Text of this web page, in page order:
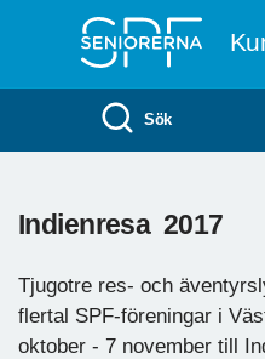
Sök
Indienresa 2017
Tjugotre res- och
flertal SPF-föreningar i
oktober - 7 november till